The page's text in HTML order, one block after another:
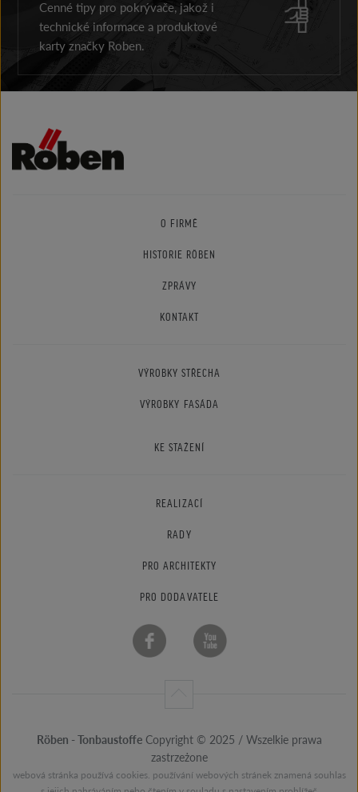
Cenné tipy pro pokrývače, jakož i
technické informace a produktové
karty značky Roben.
O FIRMĚ
HISTORIE RÖBEN
ZPRÁVY
KONTAKT
VÝROBKY STŘECHA
VÝROBKY FASÁDA
KE STAŽENÍ
REALIZACÍ
RADY
PRO ARCHITEKTY
PRO DODAVATELE
Röben - TonbaustoffeCopyright © 2025 / Wszelkie prawa
zastrzeżone
webová stránka používá cookies. používání webových stránek znamená souhlas